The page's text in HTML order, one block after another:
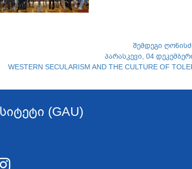
შემდეგი
პარასკევი, 04
WESTERN SECULARISM AND THE CULTURE OF
(GAU)